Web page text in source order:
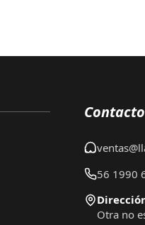
Contacto
56 1990
Otra no